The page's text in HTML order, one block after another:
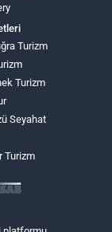
Turizm
Turizm
Seyahat
Turizm